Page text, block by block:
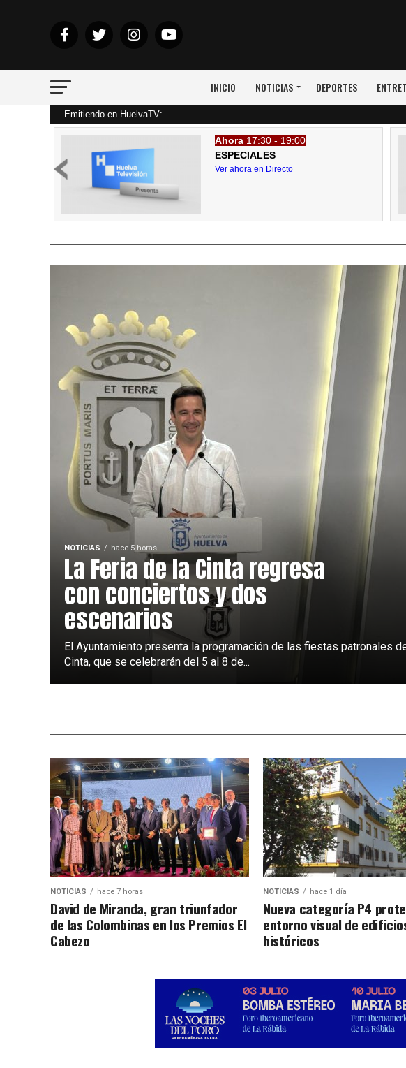
INICIO NOTICIAS DEPORTES
NOTICIAS hace 5 horas
La Feria de la Cinta regresa
con conciertos y dos
escenarios
El Ayuntamiento presenta la programación de las fiestas patronales
Cinta, que se celebrarán del 5 al 8 de...
NOTICIAS hace 7 horas
David de Miranda, gran triunfador
de las Colombinas en los Premios El
Cabezo
NOTICIAS hace 1 día
Nueva categoría P4
entorno visual de
históricos